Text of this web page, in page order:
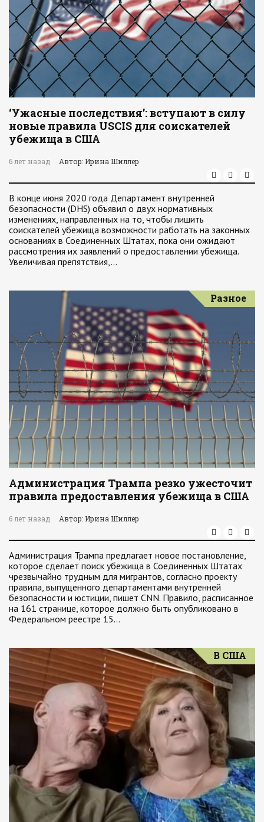
‘Ужасные последствия’: вступают в силу
новые правила USCIS для соискателей
убежища в США
6 лет назад Автор: Ирина Шиллер
В конце июня 2020 года Департамент внутренней
безопасности (DHS) объявил о двух нормативных
изменениях, направленных на то, чтобы лишить
соискателей убежища возможности работать на законных
основаниях в Соединенных Штатах, пока они ожидают
рассмотрения их заявлений о предоставлении убежища.
Увеличивая препятствия,…
Разное
Администрация Трампа резко ужесточит
правила предоставления убежища в США
6 лет назад Автор: Ирина Шиллер
Администрация Трампа предлагает новое постановление,
которое сделает поиск убежища в Соединенных Штатах
чрезвычайно трудным для мигрантов, согласно проекту
правила, выпущенного департаментами внутренней
безопасности и юстиции, пишет CNN. Правило, расписанное
на 161 странице, которое должно быть опубликовано в
Федеральном реестре 15…
В США